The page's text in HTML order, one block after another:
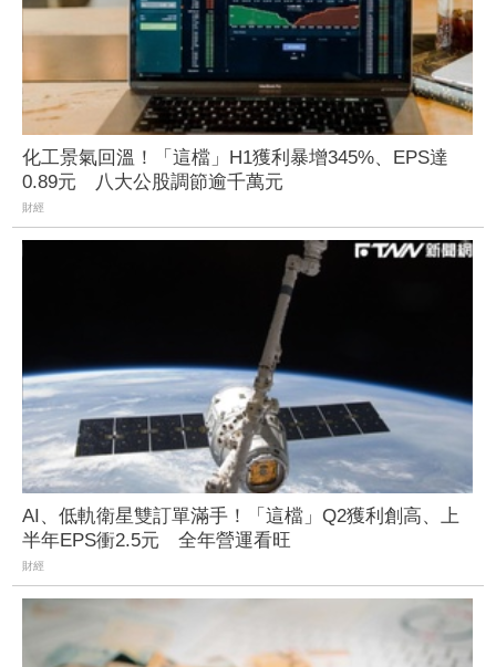
化工景氣回溫！「這檔」H1獲利暴增345%、EPS達
0.89元 八大公股調節逾千萬元
財經
AI、低軌衛星雙訂單滿手！「這檔」Q2獲利創高、上
半年EPS衝2.5元 全年營運看旺
財經